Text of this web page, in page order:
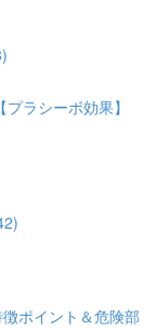
ラシーボ効果】
ポイント＆危険部